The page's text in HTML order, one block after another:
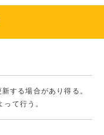
する場合があり得る。
て行う。